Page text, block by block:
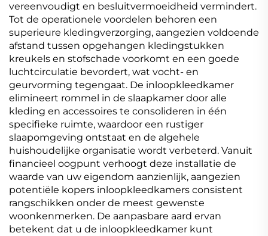
vereenvoudigt en besluitvermoeidheid vermindert.
Tot de operationele voordelen behoren een
superieure kledingverzorging, aangezien voldoende
afstand tussen opgehangen kledingstukken
kreukels en stofschade voorkomt en een goede
luchtcirculatie bevordert, wat vocht- en
geurvorming tegengaat. De inloopkleedkamer
elimineert rommel in de slaapkamer door alle
kleding en accessoires te consolideren in één
specifieke ruimte, waardoor een rustiger
slaapomgeving ontstaat en de algehele
huishoudelijke organisatie wordt verbeterd. Vanuit
financieel oogpunt verhoogt deze installatie de
waarde van uw eigendom aanzienlijk, aangezien
potentiële kopers inloopkleedkamers consistent
rangschikken onder de meest gewenste
woonkenmerken. De aanpasbare aard ervan
betekent dat u de inloopkleedkamer kunt